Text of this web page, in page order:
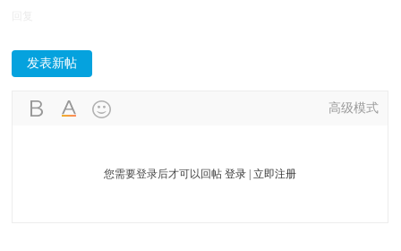
发表新帖
高级模式
您需要登录后才可以回帖登录 |立即注册